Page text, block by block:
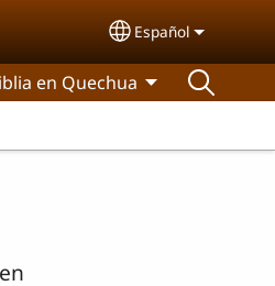
Select your
Español
en Quechua